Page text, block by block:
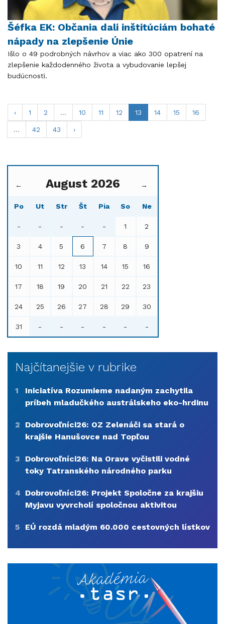
Šéfka EK: Občania dali inštitúciám bohaté
nápady na zlepšenie Únie
Išlo o 49 podrobných návrhov a viac ako 300 opatrení na
zlepšenie každodenného života a vybudovanie lepšej
budúcnosti.
‹ 1 2 ... 10 11 12 13 14 15 16
... 42 43 ›
← August 2026 →
Po Ut Str Št Pia So Ne
- - - - - 1 2
3 4 5 6 7 8 9
10 11 12 13 14 15 16
17 18 19 20 21 22 23
24 25 26 27 28 29 30
31 - - - - - -
Najčítanejšie v rubrike
1
Iniciatíva Rozumieme nadaným zachytila
príbeh mladučkého austrálskeho eko-hrdinu
2
Dobrovoľníci26: OZ Zelenáči sa stará o
krajšie Hanušovce nad Topľou
3
Dobrovoľníci26: Na Orave vyčistili vodné
toky Tatranského národného parku
4 Dobrovoľníci26: Projekt Spoločne za krajšiu
Myjavu vyvrcholí spoločnou aktivitou
5 EÚ rozdá mladým 60.000 cestovných lístkov